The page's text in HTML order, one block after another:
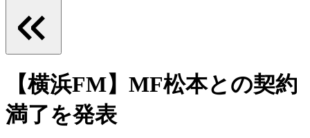
【横浜FM】MF松本との契約
満了を発表